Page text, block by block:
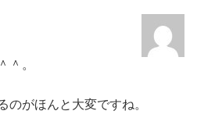
＾。
のがほんと大変ですね。